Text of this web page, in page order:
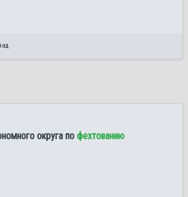
округа по фехтованию